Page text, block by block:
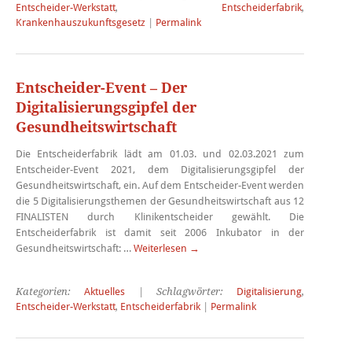
Entscheider-Werkstatt, Entscheiderfabrik,
Krankenhauszukunftsgesetz | Permalink
Entscheider-Event – Der
Digitalisierungsgipfel der
Gesundheitswirtschaft
Die Entscheiderfabrik lädt am 01.03. und 02.03.2021 zum
Entscheider-Event 2021, dem Digitalisierungsgipfel der
Gesundheitswirtschaft, ein. Auf dem Entscheider-Event werden
die 5 Digitalisierungsthemen der Gesundheitswirtschaft aus 12
FINALISTEN durch Klinikentscheider gewählt. Die
Entscheiderfabrik ist damit seit 2006 Inkubator in der
Gesundheitswirtschaft: … Weiterlesen →
Kategorien: Aktuelles| Schlagwörter: Digitalisierung,
Entscheider-Werkstatt, Entscheiderfabrik | Permalink